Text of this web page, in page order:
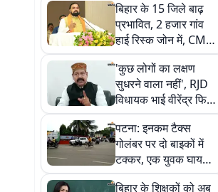
बिहार के 15 जिले बाढ़
प्रभावित, 2 हजार गांव
हाई रिस्क जोन में, CM
सम्राट ने नदियों को लेकर
बताया प्लान
'कुछ लोगों का लक्षण
सुधरने वाला नहीं', RJD
विधायक भाई वीरेंद्र फिर
भड़के, सरकार को भी
निशाने पर लिया
पटना: इनकम टैक्स
गोलंबर पर दो बाइकों में
टक्कर, एक युवक घायल,
पुलिस ने बचाई जान
बिहार के शिक्षकों को अब